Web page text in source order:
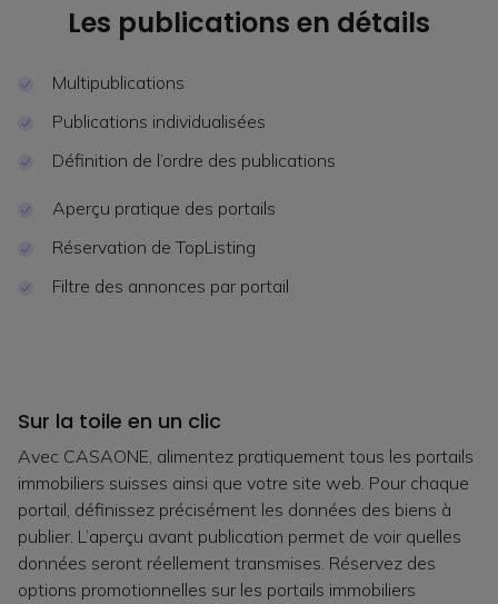
Les publications en détails
Multipublications
Publications individualisées
Définition de l’ordre des publications
Aperçu pratique des portails
Réservation de TopListing
Filtre des annonces par portail
Sur la toile en un clic
Avec CASAONE, alimentez pratiquement tous les portails
immobiliers suisses ainsi que votre site web. Pour chaque
portail, définissez précisément les données des biens à
publier. L’aperçu avant publication permet de voir quelles
données seront réellement transmises. Réservez des
options promotionnelles sur les portails immobiliers